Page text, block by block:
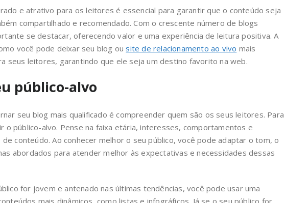
e atrativo para os leitores é essencial para garantir que o conteúdo seja
compartilhado e recomendado. Com o crescente número de blogs
se destacar, oferecendo valor e uma experiência de leitura positiva. A
você pode deixar seu blog ousite de relacionamento ao vivo mais
seus leitores, garantindo que ele seja um destino favorito na web.
público-alvo
seu blog mais qualificado é compreender quem são os seus leitores. Para
o público-alvo. Pense na faixa etária, interesses, comportamentos e
conteúdo. Ao conhecer melhor o seu público, você pode adaptar o tom, o
abordados para atender melhor às expectativas e necessidades dessas
for jovem e antenado nas últimas tendências, você pode usar uma
mais dinâmicos, como listas e infográficos. Já se o seu público for